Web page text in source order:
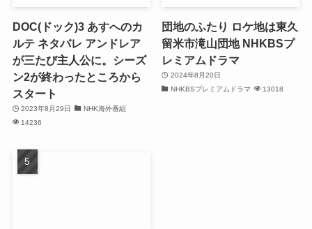
DOC(ドック)3 あすへのカ
ルテ ネタバレ アンドレア
が三たび主人公に。シーズ
ン2が終わったところから
スタート
2023年8月29日
NHK海外番組
14236
団地のふたり ロケ地は東久
留米市滝山団地 NHKBSプ
レミアムドラマ
2024年8月20日
NHKBSプレミアムドラマ
13018